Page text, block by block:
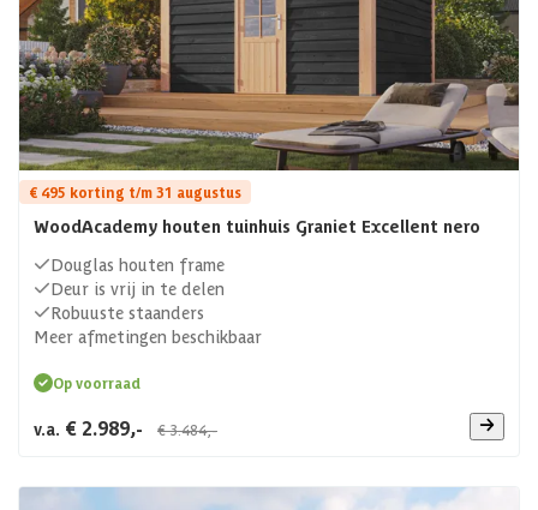
€ 495 korting t/m 31 augustus
WoodAcademy houten tuinhuis Graniet Excellent nero
Douglas houten frame
Deur is vrij in te delen
Robuuste staanders
Meer afmetingen beschikbaar
Op voorraad
v.a. € 2.989,- € 3.484,-